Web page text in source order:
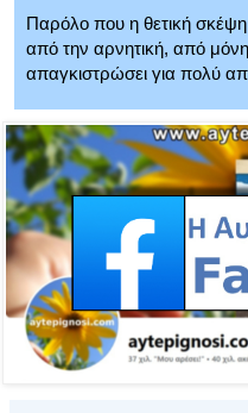
Παρόλο που η θετική
από την αρνητική, από μόνη
απαγκιστρώσει για πολύ